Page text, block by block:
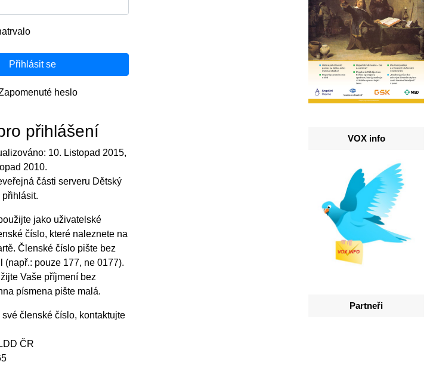
Přihlásit se
heslo
přihlášení
10. Listopad 2015,
2010.
části serveru Dětský
přihlásit.
jako uživatelské
číslo, které naleznete na
Členské číslo pište bez
(např.: pouze 177, ne 0177).
Vaše příjmení bez
písmena pište malá.
členské číslo, kontaktujte
ČR
VOX info
Partneři